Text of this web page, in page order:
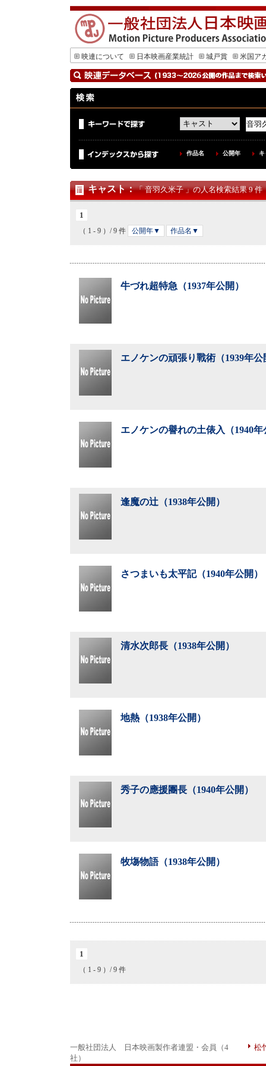
映連について 日本映画産業統計 城戸賞 米国ア
作品名 公開年
キャスト：「 音羽久米子 」の人名検索結果 9 件
1
（ 1 - 9 ）/ 9 件 公開年▼ 作品名▼
牛づれ超特急（1937年公開）
エノケンの頑張り戰術（1939年公
エノケンの譽れの土俵入（1940年
逢魔の辻（1938年公開）
さつまいも太平記（1940年公開）
清水次郎長（1938年公開）
地熱（1938年公開）
秀子の應援團長（1940年公開）
牧塲物語（1938年公開）
1
（ 1 - 9 ）/ 9 件
一般社団法人 日本映画製作者連盟・会員（4
社）
松